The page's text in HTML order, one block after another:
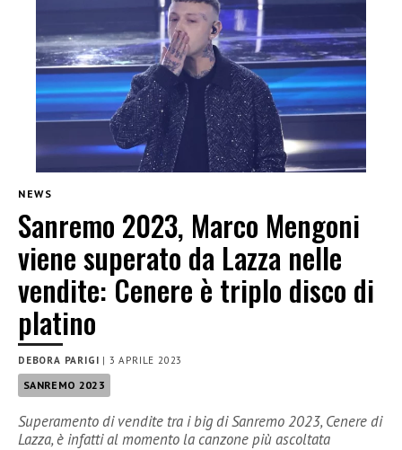
NEWS
Sanremo 2023, Marco Mengoni
viene superato da Lazza nelle
vendite: Cenere è triplo disco di
platino
DEBORA PARIGI | 3 APRILE 2023
SANREMO 2023
Superamento di vendite tra i big di Sanremo 2023, Cenere di
Lazza, è infatti al momento la canzone più ascoltata